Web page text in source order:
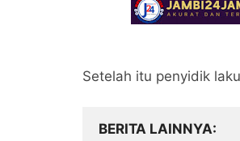
Setelah itu penyidik
BERITA LAINNYA